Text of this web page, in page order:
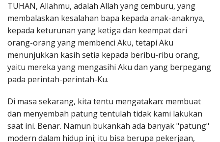
TUHAN, Allahmu, adalah Allah yang cemburu, yang
membalaskan kesalahan bapa kepada anak-anaknya,
kepada keturunan yang ketiga dan keempat dari
orang-orang yang membenci Aku, tetapi Aku
menunjukkan kasih setia kepada beribu-ribu orang,
yaitu mereka yang mengasihi Aku dan yang berpegang
pada perintah-perintah-Ku.
Di masa sekarang, kita tentu mengatakan: membuat
dan menyembah patung tentulah tidak kami lakukan
saat ini. Benar. Namun bukankah ada banyak "patung"
modern dalam hidup ini; itu bisa berupa pekerjaan,